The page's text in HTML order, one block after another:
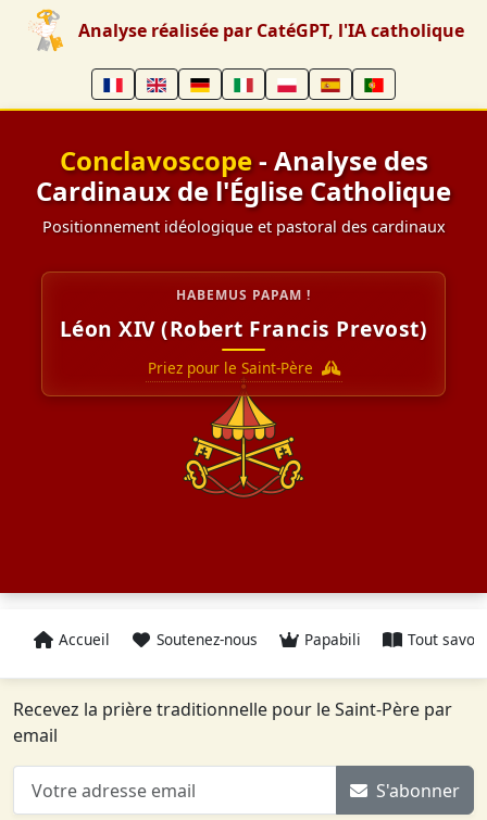
Analyse réalisée par CatéGPT, l'IA catholique
Conclavoscope- Analyse des
Cardinaux de l'Église Catholique
Positionnement idéologique et pastoral des cardinaux
HABEMUS PAPAM !
Léon XIV (Robert Francis Prevost)
Priez pour le Saint-Père
Accueil Soutenez-nous Papabili Tout savoir
Recevez la prière traditionnelle pour le Saint-Père par
email
S'abonner